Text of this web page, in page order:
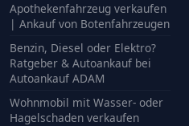
Apothekenfahrzeug verkaufen
| Ankauf von Botenfahrzeugen
Benzin, Diesel oder Elektro?
Ratgeber & Autoankauf bei
Autoankauf ADAM
Wohnmobil mit Wasser- oder
Hagelschaden verkaufen